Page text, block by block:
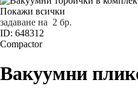
Покажи всички
задаване на 2 бр.
ID: 648312
Compactor
Вакуумни